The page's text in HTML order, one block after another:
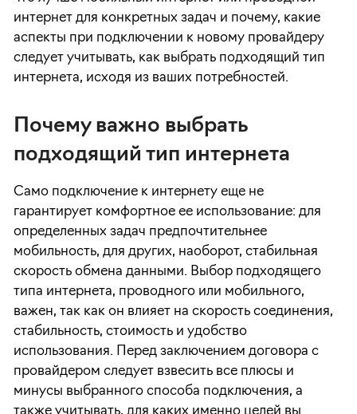
интернет для конкретных задач и почему, какие
аспекты при подключении к новому провайдеру
следует учитывать, как выбрать подходящий тип
интернета, исходя из ваших потребностей.
Почему важно выбрать
подходящий тип интернета
Само подключение к интернету еще не
гарантирует комфортное ее использование: для
определенных задач предпочтительнее
мобильность, для других, наоборот, стабильная
скорость обмена данными. Выбор подходящего
типа интернета, проводного или мобильного,
важен, так как он влияет на скорость соединения,
стабильность, стоимость и удобство
использования. Перед заключением договора с
провайдером следует взвесить все плюсы и
минусы выбранного способа подключения, а
также учитывать, для каких именно целей вы